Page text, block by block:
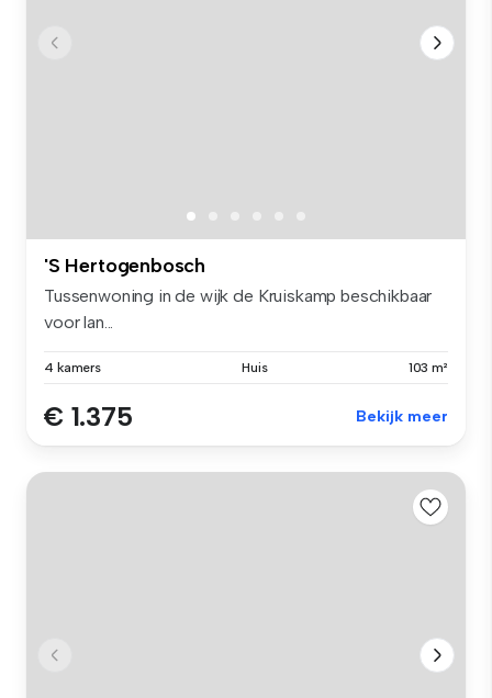
'S Hertogenbosch
Tussenwoning in de wijk de Kruiskamp beschikbaar
voor lan...
4 kamers Huis 103 m²
€ 1.375 Bekijk meer